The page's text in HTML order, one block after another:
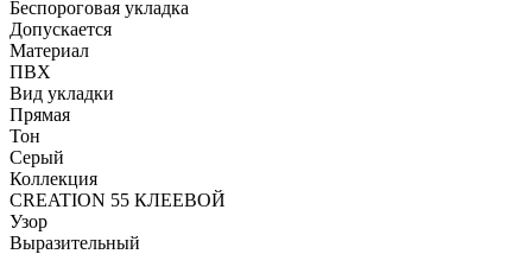
Беспороговая укладка
Допускается
Материал
ПВХ
Вид укладки
Прямая
Тон
Серый
Коллекция
CREATION 55 КЛЕЕВОЙ
Узор
Выразительный